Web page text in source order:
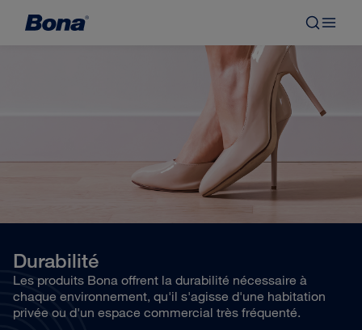
Durabilité
Les produits Bona offrent la durabilité nécessaire à
chaque environnement, qu'il s'agisse d'une habitation
privée ou d'un espace commercial très fréquenté.